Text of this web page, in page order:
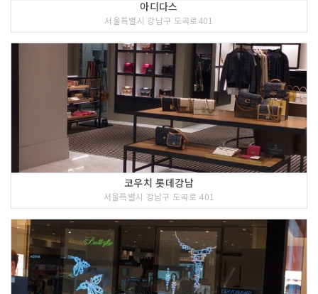
아디다스
서울특별시 강남구 도곡로401
코우치 롯데강남
서울특별시 강남구 도곡로 401